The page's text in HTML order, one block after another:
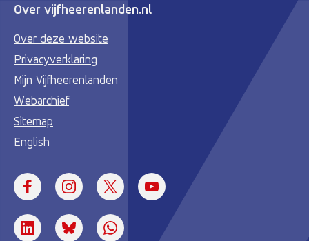
Over vijfheerenlanden.nl
Over deze website
Privacyverklaring
Mijn Vijfheerenlanden
Webarchief
Sitemap
English